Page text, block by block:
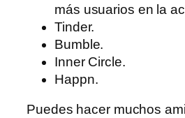
más usuarios en la
Tinder.
Bumble.
Inner Circle.
Happn.
Puedes hacer muchos